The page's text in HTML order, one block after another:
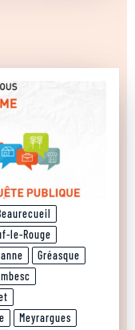
le-Rouge
Gréasque
Meyrargues